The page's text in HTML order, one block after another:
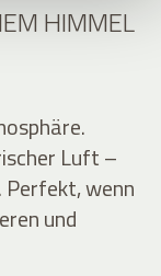
HIMMEL
Luft –
wenn
und